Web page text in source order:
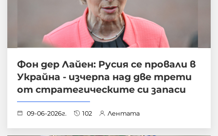
Фон дер Лайен: Русия се провали в
Украйна - изчерпа над две трети
от стратегическите си запаси
09-06-2026г. 102 Лентата